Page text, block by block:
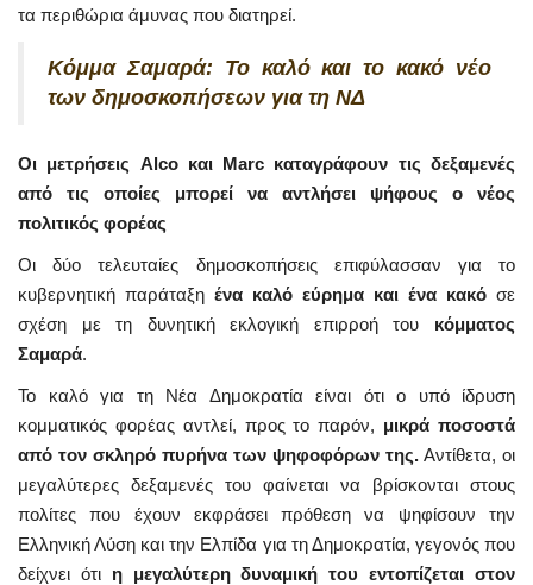
τα περιθώρια άμυνας που διατηρεί.
Κόμμα Σαμαρά: Το καλό και το κακό νέο
των δημοσκοπήσεων για τη ΝΔ
Οι μετρήσεις Alco και Marc καταγράφουν τις δεξαμενές
από τις οποίες μπορεί να αντλήσει ψήφους ο νέος
πολιτικός φορέας
Οι δύο τελευταίες δημοσκοπήσεις επιφύλασσαν για το
κυβερνητική παράταξη ένα καλό εύρημα και ένα κακό σε
σχέση με τη δυνητική εκλογική επιρροή του κόμματος
Σαμαρά.
Το καλό για τη Νέα Δημοκρατία είναι ότι ο υπό ίδρυση
κομματικός φορέας αντλεί, προς το παρόν, μικρά ποσοστά
από τον σκληρό πυρήνα των ψηφοφόρων της. Αντίθετα, οι
μεγαλύτερες δεξαμενές του φαίνεται να βρίσκονται στους
πολίτες που έχουν εκφράσει πρόθεση να ψηφίσουν την
Ελληνική Λύση και την Ελπίδα για τη Δημοκρατία, γεγονός που
δείχνει ότι η μεγαλύτερη δυναμική του εντοπίζεται στον